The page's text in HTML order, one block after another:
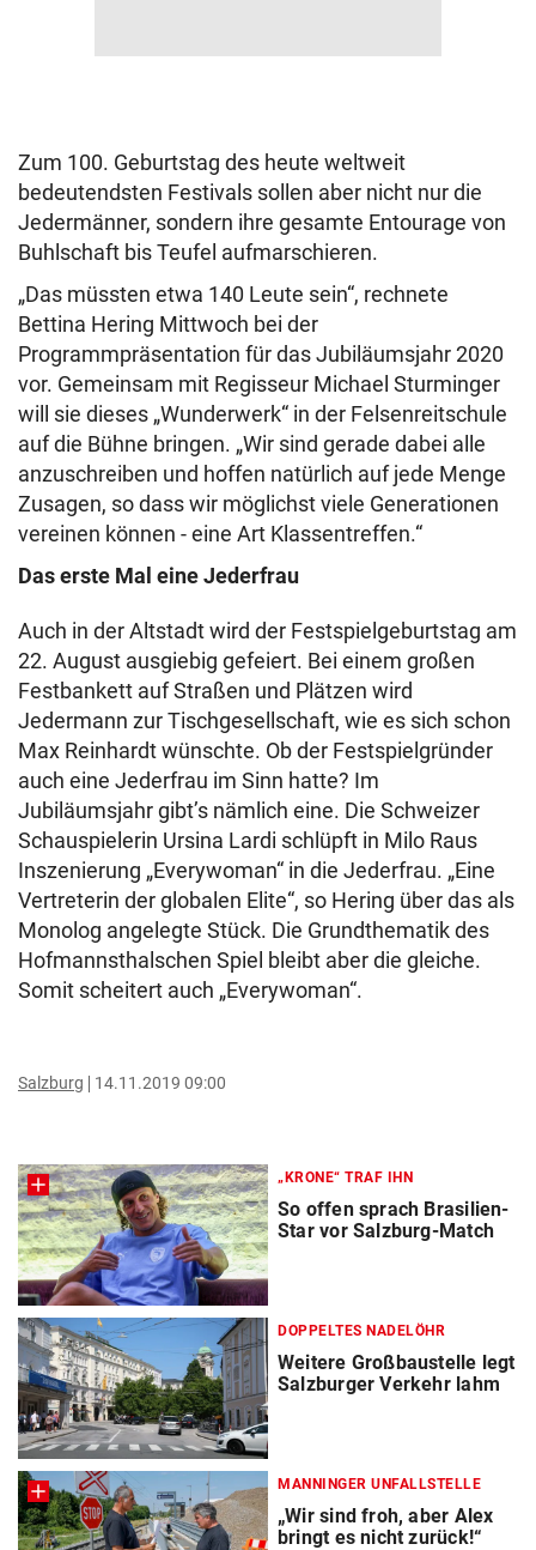
Zum 100. Geburtstag des heute weltweit
bedeutendsten Festivals sollen aber nicht nur die
Jedermänner, sondern ihre gesamte Entourage von
Buhlschaft bis Teufel aufmarschieren.
„Das müssten etwa 140 Leute sein“, rechnete
Bettina Hering Mittwoch bei der
Programmpräsentation für das Jubiläumsjahr 2020
vor. Gemeinsam mit Regisseur Michael Sturminger
will sie dieses „Wunderwerk“ in der Felsenreitschule
auf die Bühne bringen. „Wir sind gerade dabei alle
anzuschreiben und hoffen natürlich auf jede Menge
Zusagen, so dass wir möglichst viele Generationen
vereinen können - eine Art Klassentreffen.“
Das erste Mal eine Jederfrau
Auch in der Altstadt wird der Festspielgeburtstag am
22. August ausgiebig gefeiert. Bei einem großen
Festbankett auf Straßen und Plätzen wird
Jedermann zur Tischgesellschaft, wie es sich schon
Max Reinhardt wünschte. Ob der Festspielgründer
auch eine Jederfrau im Sinn hatte? Im
Jubiläumsjahr gibt’s nämlich eine. Die Schweizer
Schauspielerin Ursina Lardi schlüpft in Milo Raus
Inszenierung „Everywoman“ in die Jederfrau. „Eine
Vertreterin der globalen Elite“, so Hering über das als
Monolog angelegte Stück. Die Grundthematik des
Hofmannsthalschen Spiel bleibt aber die gleiche.
Somit scheitert auch „Everywoman“.
Salzburg 14.11.2019 09:00
„KRONE“ TRAF IHN
So offen sprach Brasilien-
Star vor Salzburg-Match
DOPPELTES NADELÖHR
Weitere Großbaustelle legt
Salzburger Verkehr lahm
MANNINGER UNFALLSTELLE
„Wir sind froh, aber Alex
bringt es nicht zurück!“